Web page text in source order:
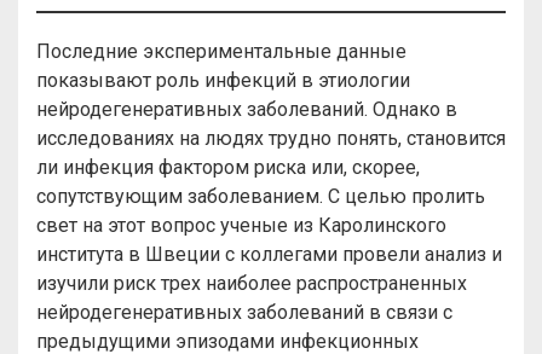
Последние экспериментальные данные
показывают роль инфекций в этиологии
нейродегенеративных заболеваний. Однако в
исследованиях на людях трудно понять, становится
ли инфекция фактором риска или, скорее,
сопутствующим заболеванием. С целью пролить
свет на этот вопрос ученые из Каролинского
института в Швеции с коллегами провели анализ и
изучили риск трех наиболее распространенных
нейродегенеративных заболеваний в связи с
предыдущими эпизодами инфекционных